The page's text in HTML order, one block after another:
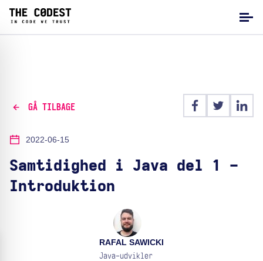
GÅ TILBAGE
2022-06-15
Samtidighed i Java del 1 -
Introduktion
RAFAL SAWICKI
Java-udvikler